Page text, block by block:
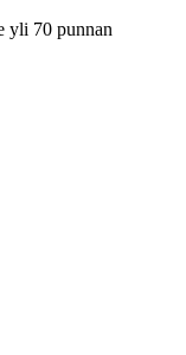
yli 70 punnan